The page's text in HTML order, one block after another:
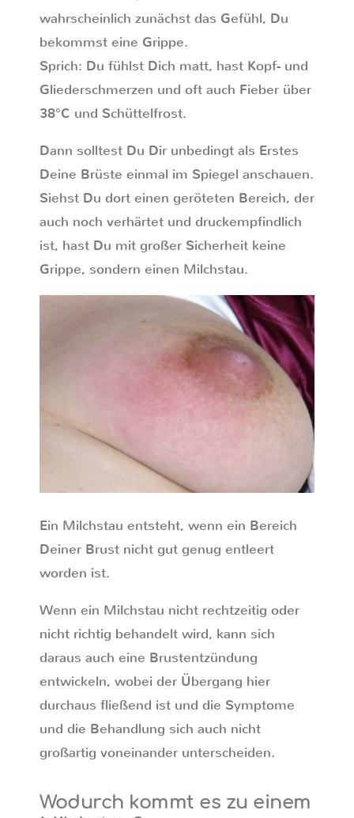
wahrscheinlich zunächst das Gefühl, Du
bekommst eine Grippe.
Sprich: Du fühlst Dich matt, hast Kopf- und
Gliederschmerzen und oft auch Fieber über
38°C und Schüttelfrost.
Dann solltest Du Dir unbedingt als Erstes
Deine Brüste einmal im Spiegel anschauen.
Siehst Du dort einen geröteten Bereich, der
auch noch verhärtet und druckempfindlich
ist, hast Du mit großer Sicherheit keine
Grippe, sondern einen Milchstau.
Ein Milchstau entsteht, wenn ein Bereich
Deiner Brust nicht gut genug entleert
worden ist.
Wenn ein Milchstau nicht rechtzeitig oder
nicht richtig behandelt wird, kann sich
daraus auch eine Brustentzündung
entwickeln, wobei der Übergang hier
durchaus fließend ist und die Symptome
und die Behandlung sich auch nicht
großartig voneinander unterscheiden.
Wodurch kommt es zu einem